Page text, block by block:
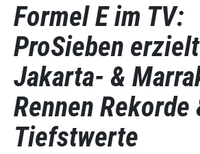
Formel E im TV:
ProSieben
Jakarta- &
Rennen Rekorde
Tiefstwerte